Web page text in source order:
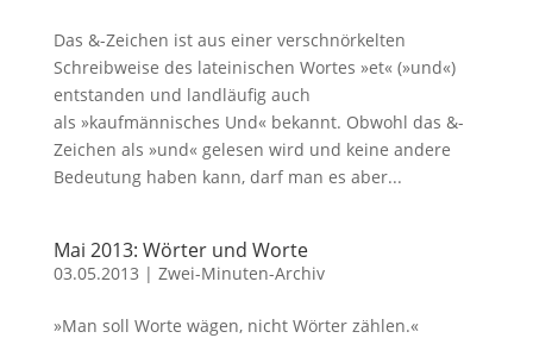
Das &-Zeichen ist aus einer verschnörkelten
Schreibweise des lateinischen Wortes »et« (»und«)
entstanden und landläufig auch
als »kaufmännisches Und« bekannt. Obwohl das &-
Zeichen als »und« gelesen wird und keine andere
Bedeutung haben kann, darf man es aber...
Mai 2013: Wörter und Worte
03.05.2013 | Zwei-Minuten-Archiv
»Man soll Worte wägen, nicht Wörter zählen.«